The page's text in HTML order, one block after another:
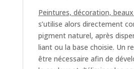
Peintures, décoration,
s’utilise alors directement
pigment naturel, après
liant ou la base choisie. Un
être nécessaire afin de